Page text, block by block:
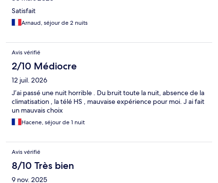
Satisfait
Arnaud, séjour de 2 nuits
Avis vérifié
2/10 Médiocre
12 juil. 2026
J’ai passé une nuit horrible . Du bruit toute la nuit, absence de la
climatisation , la télé HS , mauvaise expérience pour moi. J ai fait
un mauvais choix
Hacene, séjour de 1 nuit
Avis vérifié
8/10 Très bien
9 nov. 2025